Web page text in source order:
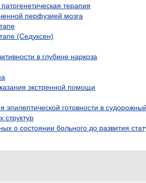
терапия
перфузией мозга
(Седуксен)
в глубине наркоза
экстренной помощи
эпилептической готовности в
структур
о состоянии больного до развития